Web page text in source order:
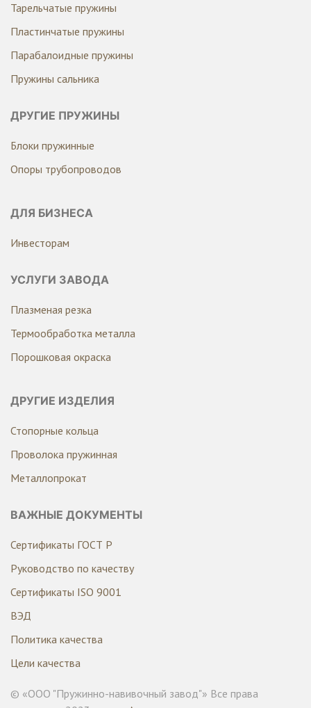
Тарельчатые пружины
Пластинчатые пружины
Парабалоидные пружины
Пружины сальника
ДРУГИЕ ПРУЖИНЫ
Блоки пружинные
Опоры трубопроводов
ДЛЯ БИЗНЕСА
Инвесторам
УСЛУГИ ЗАВОДА
Плазменая резка
Термообработка металла
Порошковая окраска
ДРУГИЕ ИЗДЕЛИЯ
Стопорные кольца
Проволока пружинная
Металлопрокат
ВАЖНЫЕ ДОКУМЕНТЫ
Сертификаты ГОСТ Р
Руководство по качеству
Сертификаты ISO 9001
ВЭД
Политика качества
Цели качества
© «ООО "Пружинно-навивочный завод"» Все права